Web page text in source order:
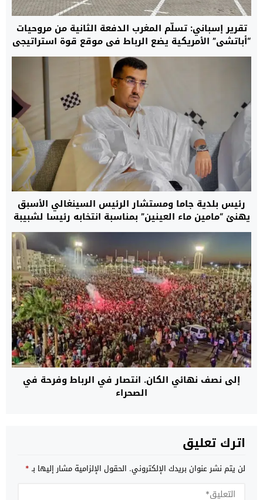
تقرير إسباني: تسلُّم المغرب الدفعة الثانية من مروحيات
“أباتشي” الأمريكية يضع الرباط في موقع قوة استراتيجي
ويقرب قواته من معايير جيوش حلف “الناتو”
رئيس بلدية جاما ومستشار الرئيس السينغالي الأسبق
يهنئ “مامين ماء العينين” بمناسبة انتخابه رئيسا لشبيبة
حزب الغزالة
إلى نصف نهائي الكان. انتصار في الرباط وفرحة في
الصحراء
اترك تعليق
لن يتم نشر عنوان بريدك الإلكتروني. الحقول الإلزامية مشار إليها بـ*